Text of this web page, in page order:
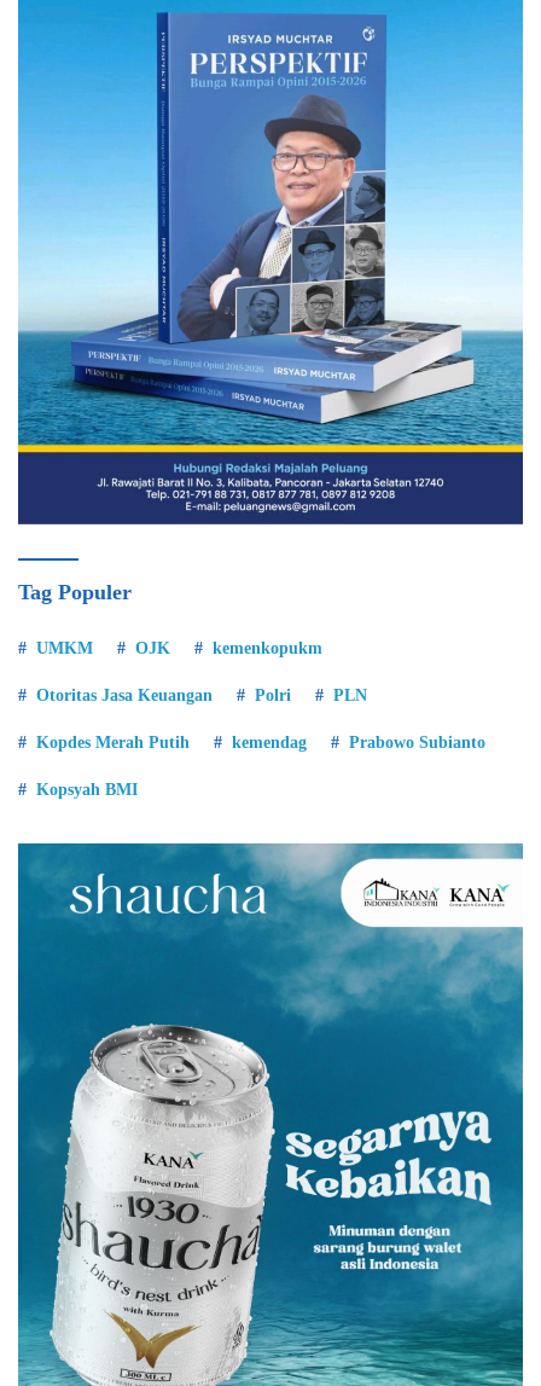
Tag Populer
UMKM OJK kemenkopukm
Otoritas Jasa Keuangan Polri PLN
Kopdes Merah Putih kemendag Prabowo Subianto
Kopsyah BMI